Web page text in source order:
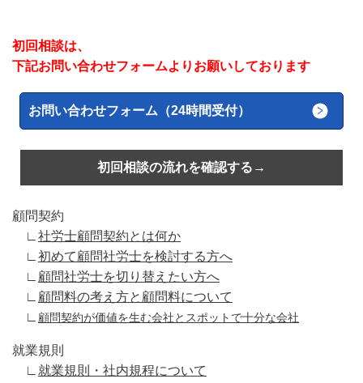
初回相談は、
下記お問い合わせフォームよりお願いしております
お問い合わせフォーム（24時間受付）
初回相談の流れを確認する→
顧問契約
∟ 社労士顧問契約とは何か
∟ 初めて顧問社労士を検討する方へ
∟ 顧問社労士を切り替えたい方へ
∟ 顧問料の考え方と顧問料について
∟ 顧問契約が価値を生む会社とスポットで十分な会社
就業規則
∟ 就業規則・社内規程について